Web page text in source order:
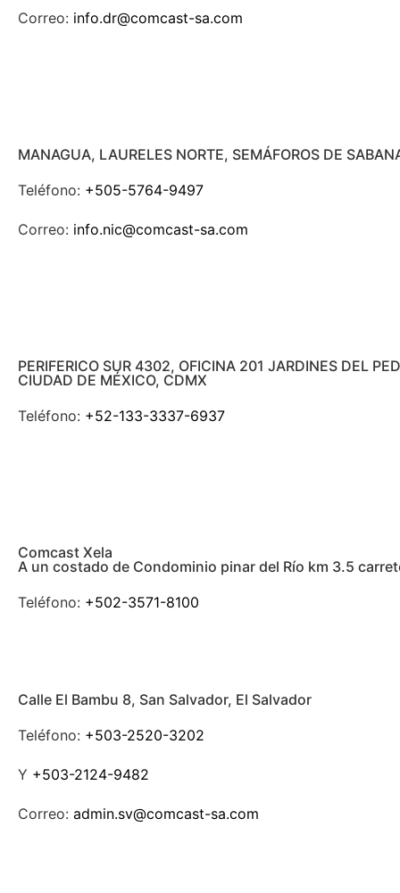
Correo: info.dr@comcast-sa.com
MANAGUA, LAURELES NORTE, SEMÁFOROS DE
Teléfono: +505-5764-9497
Correo: info.nic@comcast-sa.com
PERIFERICO SUR 4302, OFICINA 201 JARDINES DEL
CIUDAD DE MÉXICO, CDMX
Teléfono: +52-133-3337-6937
Comcast Xela
A un costado de Condominio pinar del Río km 3.5
Teléfono: +502-3571-8100
Calle El Bambu 8, San Salvador, El Salvador
Teléfono: +503-2520-3202
Y +503-2124-9482
Correo: admin.sv@comcast-sa.com